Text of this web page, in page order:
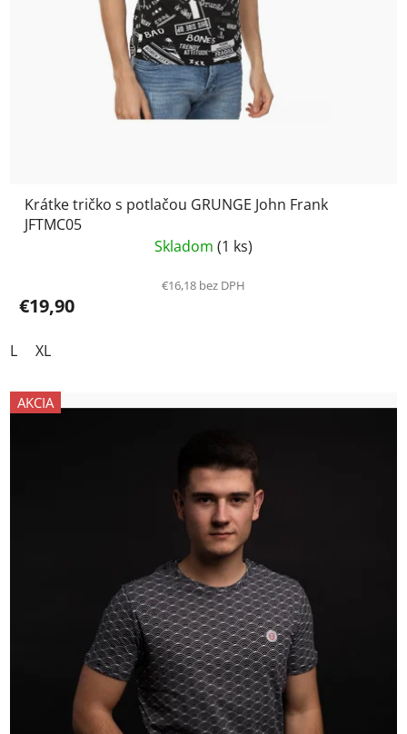
Krátke tričko s potlačou GRUNGE John Frank
JFTMC05
Skladom (1 ks)
€16,18 bez DPH
€19,90
L XL
AKCIA